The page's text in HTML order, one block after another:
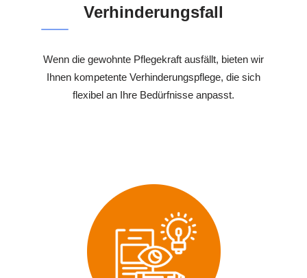
Verhinderungsfall
Wenn die gewohnte Pflegekraft ausfällt, bieten wir
Ihnen kompetente Verhinderungspflege, die sich
flexibel an Ihre Bedürfnisse anpasst.